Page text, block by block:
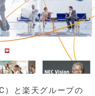
）と楽天グループの